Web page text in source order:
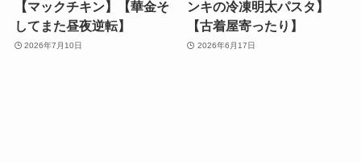
【マックチキン】【華金そ
してまた昼夜逆転】
2026年7月10日
ンキの冷凍明太パスタ】
【古着屋寄ったり】
2026年6月17日